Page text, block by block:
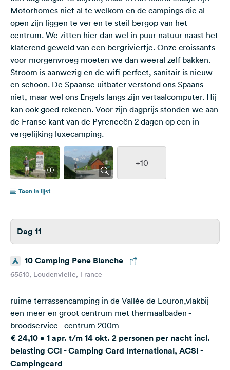
Motorhomes niet al te welkom en de campings die al
open zijn liggen te ver en te steil bergop van het
centrum. We zitten hier dan wel in puur natuur naast het
klaterend geweld van een bergriviertje. Onze croissants
voor morgenvroeg moeten we dan weeral zelf bakken.
Stroom is aanwezig en de wifi perfect, sanitair is nieuw
en schoon. De Spaanse uitbater verstond ons Spaans
niet, maar wel ons Engels langs zijn vertaalcomputer. Hij
kan ook goed rekenen. Voor zijn dagprijs stonden we aan
de Franse kant van de Pyreneeën 2 dagen op een in
vergelijking luxecamping.
+10
Toon in lijst
Dag 11
10 Camping Pene Blanche
65510, Loudenvielle, France
ruime terrassencamping in de Vallée de Louron,vlakbij
een meer en groot centrum met thermaalbaden -
broodservice - centrum 200m
€ 24,10 • 1 apr. t/m 14 okt. 2 personen per nacht incl.
belasting CCI - Camping Card International, ACSI -
Campingcard